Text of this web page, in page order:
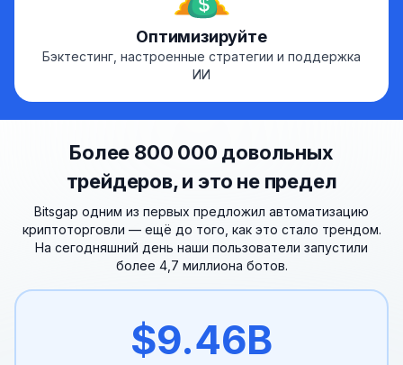
Оптимизируйте
Бэктестинг, настроенные стратегии и поддержка
ИИ
Более 800 000 довольных
трейдеров, и это не предел
Bitsgap одним из первых предложил автоматизацию
криптоторговли — ещё до того, как это стало трендом.
На сегодняшний день наши пользователи запустили
более 4,7 миллиона ботов.
$9.46B